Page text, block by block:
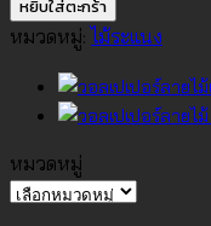
ลายไม้
ร่อง
No.SV1012-
3
ชิ้น
หยิบใส่ตะกร้า
หมวดหมู่:ไม้ระแนง
หมวดหมู่
หมวด